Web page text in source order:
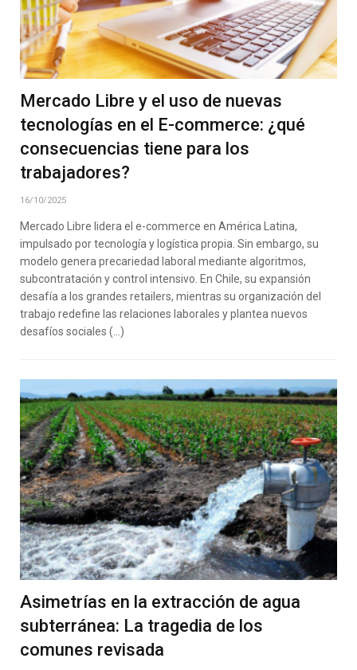
Mercado Libre y el uso de nuevas
tecnologías en el E-commerce: ¿qué
consecuencias tiene para los
trabajadores?
16/10/2025
Mercado Libre lidera el e-commerce en América Latina,
impulsado por tecnología y logística propia. Sin embargo, su
modelo genera precariedad laboral mediante algoritmos,
subcontratación y control intensivo. En Chile, su expansión
desafía a los grandes retailers, mientras su organización del
trabajo redefine las relaciones laborales y plantea nuevos
desafíos sociales (…)
Asimetrías en la extracción de agua
subterránea: La tragedia de los
comunes revisada